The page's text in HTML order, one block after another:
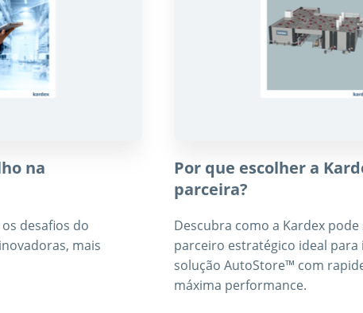
na
desafios do
mais
Por que escolher a
parceira?
Descubra como a Kardex pode
parceiro estratégico ideal
solução AutoStore™ com
máxima performance.